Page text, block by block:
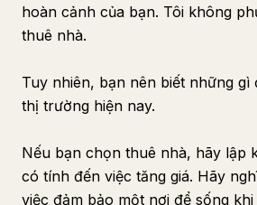
hoàn cảnh của bạn. Tôi không
thuê nhà.
Tuy nhiên, bạn nên biết những gì
thị trường hiện nay.
Nếu bạn chọn thuê nhà, hãy lập
có tính đến việc tăng giá. Hãy
việc đảm bảo một nơi để sống khi